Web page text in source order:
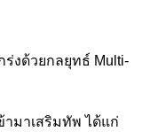
ร่งด้วยกลยุทธ์ Multi-
ามาเสริมทัพ ได้แก่